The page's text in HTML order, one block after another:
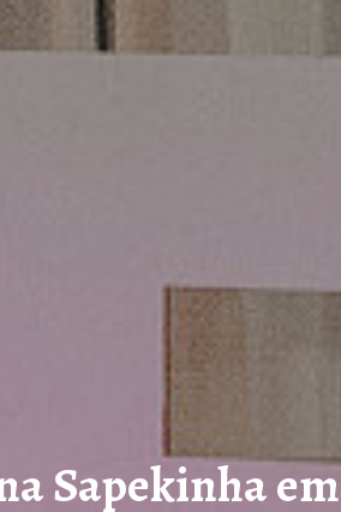
Sapekinha